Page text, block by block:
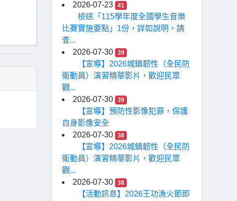
2026-07-23
41
檢送「115學年度全國學生音樂
比賽實施要點」1份，詳如說明，請
查...
2026-07-30
39
【宣導】2026城鎮韌性（全民防
衛動員）演習精華影片，歡迎民眾
觀...
2026-07-30
39
【宣導】預防性影像犯罪，保護
自身影像安全
2026-07-30
38
【宣導】2026城鎮韌性（全民防
衛動員）演習精華影片，歡迎民眾
觀...
2026-07-30
38
【活動訊息】2026王功漁火節即